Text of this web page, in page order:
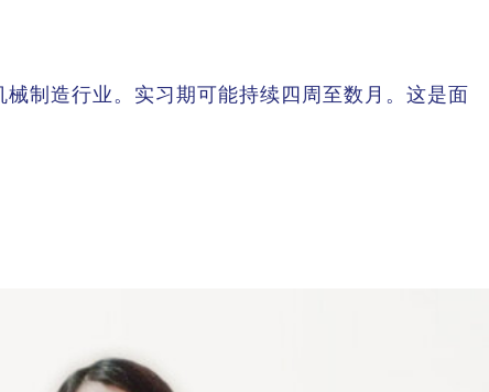
制造行业。实习期可能持续四周至数月。这是面
与实践相结合的本科生和研究生提供职位。当
及招聘职位的工作内容、要求和申请期间等说
我会成为公司的一员，担任
可亲的同事，这一切都在